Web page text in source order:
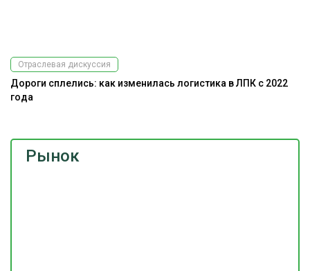
Рынок
Отраслевая дискуссия
Дороги сплелись: как изменилась логистика в ЛПК с 2022
года